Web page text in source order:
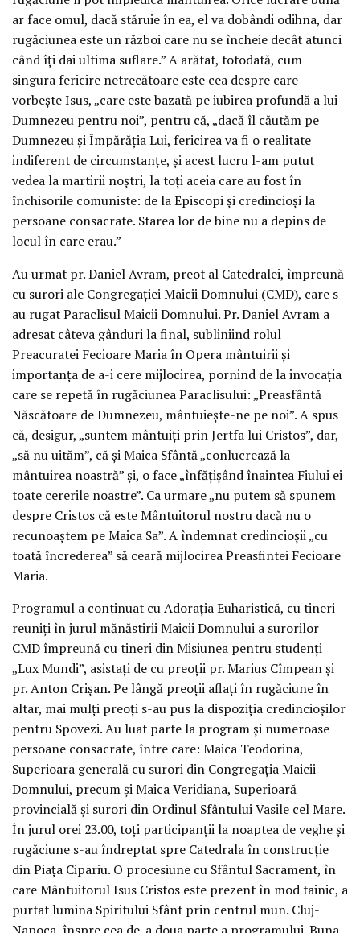
ar face omul, dacă stăruie în ea, el va dobândi odihna, dar
rugăciunea este un război care nu se încheie decât atunci
când îți dai ultima suflare.” A arătat, totodată, cum
singura fericire netrecătoare este cea despre care
vorbește Isus, „care este bazată pe iubirea profundă a lui
Dumnezeu pentru noi”, pentru că, „dacă îl căutăm pe
Dumnezeu și Împărăția Lui, fericirea va fi o realitate
indiferent de circumstanțe, și acest lucru l-am putut
vedea la martirii noștri, la toți aceia care au fost în
închisorile comuniste: de la Episcopi și credincioși la
persoane consacrate. Starea lor de bine nu a depins de
locul în care erau.”
Au urmat pr. Daniel Avram, preot al Catedralei, împreună
cu surori ale Congregației Maicii Domnului (CMD), care s-
au rugat Paraclisul Maicii Domnului. Pr. Daniel Avram a
adresat câteva gânduri la final, subliniind rolul
Preacuratei Fecioare Maria în Opera mântuirii și
importanța de a-i cere mijlocirea, pornind de la invocația
care se repetă în rugăciunea Paraclisului: „Preasfântă
Născătoare de Dumnezeu, mântuiește-ne pe noi”. A spus
că, desigur, „suntem mântuiți prin Jertfa lui Cristos”, dar,
„să nu uităm”, că și Maica Sfântă „conlucrează la
mântuirea noastră” și, o face „înfățișând înaintea Fiului ei
toate cererile noastre”. Ca urmare „nu putem să spunem
despre Cristos că este Mântuitorul nostru dacă nu o
recunoaștem pe Maica Sa”. A îndemnat credincioșii „cu
toată încrederea” să ceară mijlocirea Preasfintei Fecioare
Maria.
Programul a continuat cu Adorația Euharistică, cu tineri
reuniți în jurul mănăstirii Maicii Domnului a surorilor
CMD împreună cu tineri din Misiunea pentru studenți
„Lux Mundi”, asistați de cu preoții pr. Marius Cîmpean și
pr. Anton Crișan. Pe lângă preoții aflați în rugăciune în
altar, mai mulți preoți s-au pus la dispoziția credincioșilor
pentru Spovezi. Au luat parte la program și numeroase
persoane consacrate, între care: Maica Teodorina,
Superioara generală cu surori din Congregația Maicii
Domnului, precum și Maica Veridiana, Superioară
provincială și surori din Ordinul Sfântului Vasile cel Mare.
În jurul orei 23.00, toți participanții la noaptea de veghe și
rugăciune s-au îndreptat spre Catedrala în construcție
din Piața Cipariu. O procesiune cu Sfântul Sacrament, în
care Mântuitorul Isus Cristos este prezent în mod tainic, a
purtat lumina Spiritului Sfânt prin centrul mun. Cluj-